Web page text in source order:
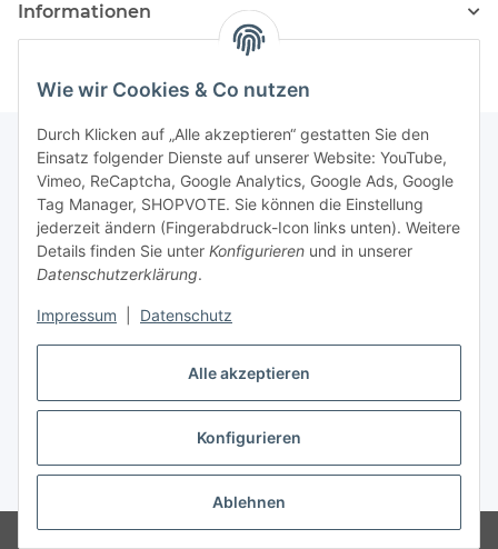
Alle akzeptieren
Konfigurieren
Ablehnen
Wie wir Cookies & Co nutzen
Durch Klicken auf „Alle akzeptieren“ gestatten Sie den
Einsatz folgender Dienste auf unserer Website: YouTube,
Vimeo, ReCaptcha, Google Analytics, Google Ads, Google
Tag Manager, SHOPVOTE. Sie können die Einstellung
jederzeit ändern (Fingerabdruck-Icon links unten). Weitere
Details finden Sie unter Konfigurieren und in unserer
Datenschutzerklärung.
Impressum Datenschutz
Informationen
Newsletter Abonnieren
Bitte senden Sie mir entsprechend Ihrer
Datenschutzerklärungregelmäßig und jederzeit widerruflich
Informationen zu Ihrem Produktsortiment per E-Mail zu.
Abonnieren
Newsletter Abonnieren
Vertrag widerrufen
* Alle Preise inkl. gesetzlicher USt., zzgl.